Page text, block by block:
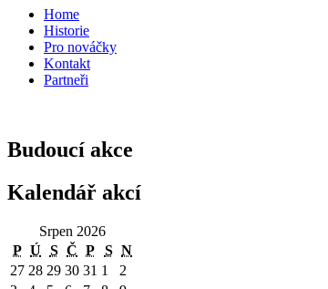
Home
Historie
Pro nováčky
Kontakt
Partneři
Budoucí akce
Kalendář akcí
Srpen 2026
PPondělí
Ú Úterý
SStředa
Č Čtvrtek
PPátek
SSobota
NNeděle
2727.7.2026
2828.7.2026
2929.7.2026
3030.7.2026
31 31.7.2026
1 1.8.2026
2